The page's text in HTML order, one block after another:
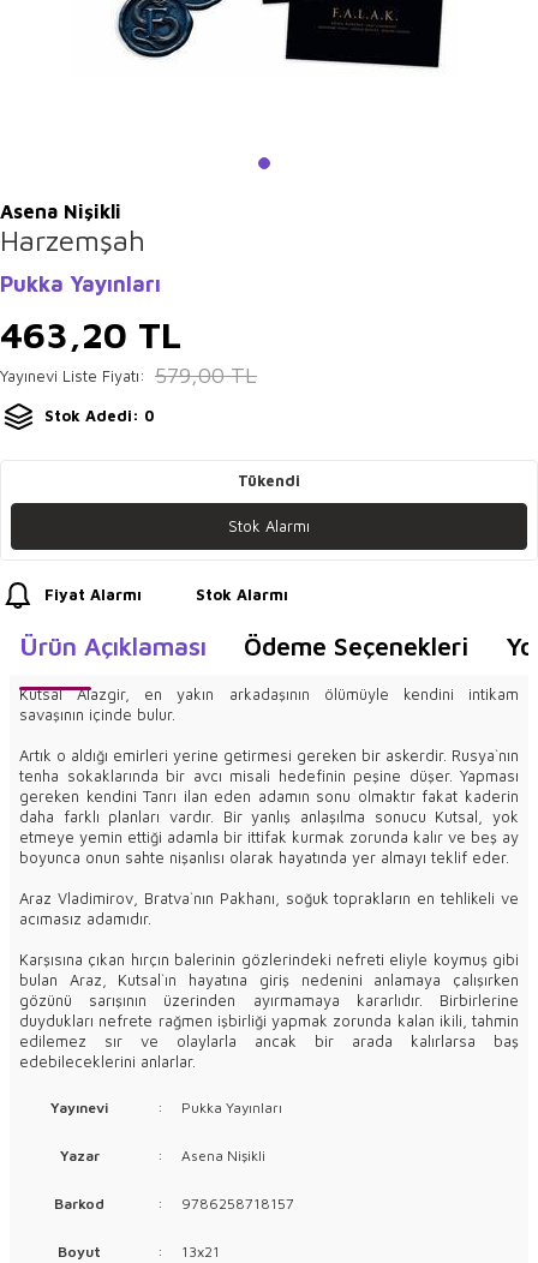
Asena Nişikli
Harzemşah
Pukka Yayınları
463,20 TL
Yayınevi Liste Fiyatı: 579,00TL
Stok Adedi: 0
Tükendi
Stok Alarmı
Fiyat Alarmı Stok Alarmı
Ürün Açıklaması Ödeme Seçenekleri
Kutsal Alazgir, en yakın arkadaşının ölümüyle kendini intikam
savaşının içinde bulur.
Artık o aldığı emirleri yerine getirmesi gereken bir askerdir. Rusya`nın
tenha sokaklarında bir avcı misali hedefinin peşine düşer. Yapması
gereken kendini Tanrı ilan eden adamın sonu olmaktır fakat kaderin
daha farklı planları vardır. Bir yanlış anlaşılma sonucu Kutsal, yok
etmeye yemin ettiği adamla bir ittifak kurmak zorunda kalır ve beş ay
boyunca onun sahte nişanlısı olarak hayatında yer almayı teklif eder.
Araz Vladimirov, Bratva`nın Pakhanı, soğuk toprakların en tehlikeli ve
acımasız adamıdır.
Karşısına çıkan hırçın balerinin gözlerindeki nefreti eliyle koymuş gibi
bulan Araz, Kutsal`ın hayatına giriş nedenini anlamaya çalışırken
gözünü sarışının üzerinden ayırmamaya kararlıdır. Birbirlerine
duydukları nefrete rağmen işbirliği yapmak zorunda kalan ikili, tahmin
edilemez sır ve olaylarla ancak bir arada kalırlarsa baş
edebileceklerini anlarlar.
Yayınevi : Pukka Yayınları
Yazar : Asena Nişikli
Barkod : 9786258718157
Boyut : 13x21